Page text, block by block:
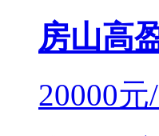
房山高
20000元